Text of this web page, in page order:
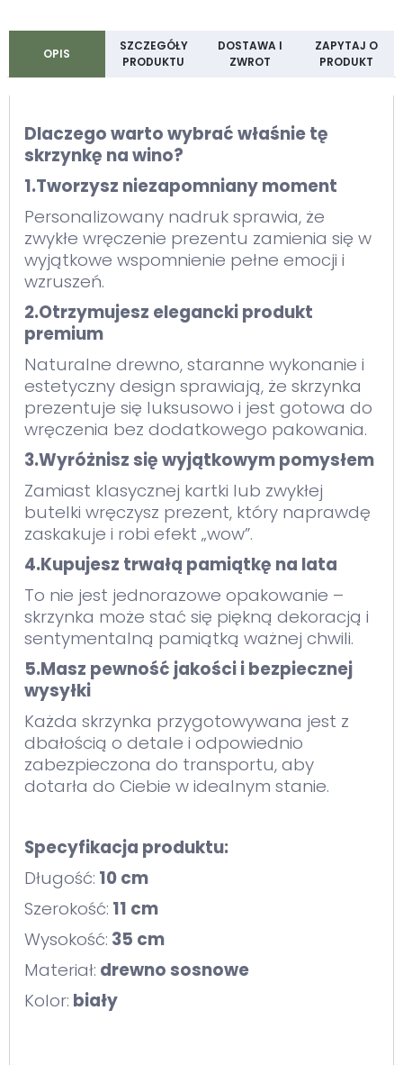
OPIS
SZCZEGÓŁY
PRODUKTU
DOSTAWA I
ZWROT
ZAPYTAJ O
PRODUKT
Dlaczego warto wybrać właśnie tę
skrzynkę na wino?
1.Tworzysz niezapomniany moment
Personalizowany nadruk sprawia, że
zwykłe wręczenie prezentu zamienia się w
wyjątkowe wspomnienie pełne emocji i
wzruszeń.
2.Otrzymujesz elegancki produkt
premium
Naturalne drewno, staranne wykonanie i
estetyczny design sprawiają, że skrzynka
prezentuje się luksusowo i jest gotowa do
wręczenia bez dodatkowego pakowania.
3.Wyróżnisz się wyjątkowym pomysłem
Zamiast klasycznej kartki lub zwykłej
butelki wręczysz prezent, który naprawdę
zaskakuje i robi efekt „wow”.
4.Kupujesz trwałą pamiątkę na lata
To nie jest jednorazowe opakowanie –
skrzynka może stać się piękną dekoracją i
sentymentalną pamiątką ważnej chwili.
5.Masz pewność jakości i bezpiecznej
wysyłki
Każda skrzynka przygotowywana jest z
dbałością o detale i odpowiednio
zabezpieczona do transportu, aby
dotarła do Ciebie w idealnym stanie.
Specyfikacja produktu:
Długość: 10 cm
Szerokość: 11 cm
Wysokość: 35 cm
Materiał: drewno sosnowe
Kolor: biały